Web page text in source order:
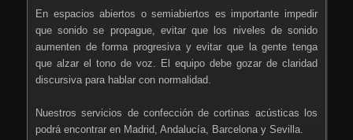
En espacios abiertos o semiabiertos es importante impedir
que sonido se propague, evitar que los niveles de sonido
aumenten de forma progresiva y evitar que la gente tenga
que alzar el tono de voz. El equipo debe gozar de claridad
discursiva para hablar con normalidad.
Nuestros servicios de confección de cortinas acústicas los
podrá encontrar en Madrid, Andalucía, Barcelona y Sevilla.